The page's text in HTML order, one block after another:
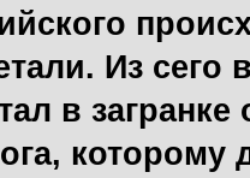
Из сего
в
которому